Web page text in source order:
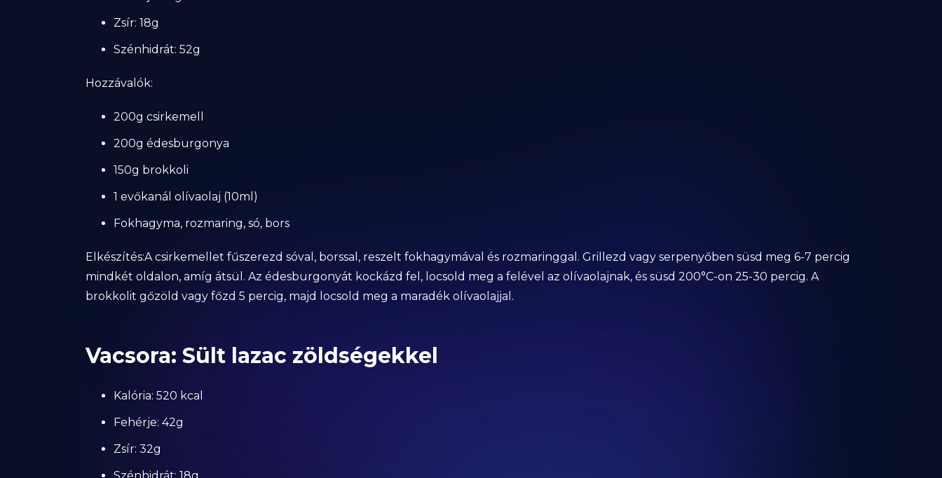
Zsír: 18g
Szénhidrát: 52g
Hozzávalók:
200g csirkemell
200g édesburgonya
150g brokkoli
1 evőkanál olívaolaj (10ml)
Fokhagyma, rozmaring, só, bors
Elkészítés:A csirkemellet fűszerezd sóval, borssal, reszelt fokhagymával és rozmaringgal. Grillezd vagy serpenyőben süsd meg 6-7 percig
mindkét oldalon, amíg átsül. Az édesburgonyát kockázd fel, locsold meg a felével az olívaolajnak, és süsd 200°C-on 25-30 percig. A
brokkolit gőzöld vagy főzd 5 percig, majd locsold meg a maradék olívaolajjal.
Vacsora: Sült lazac zöldségekkel
Kalória: 520 kcal
Fehérje: 42g
Zsír: 32g